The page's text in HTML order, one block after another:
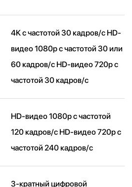
4K с частотой 30 кадров/ с HD-
видео 1080p с частотой 30 или
60 кадров/ с HD-видео 720p с
частотой 30 кадров/ с
HD-видео 1080р c частотой
120 кадров/ с HD-видео 720р c
частотой 240 кадров/ с
3-кратный цифровой